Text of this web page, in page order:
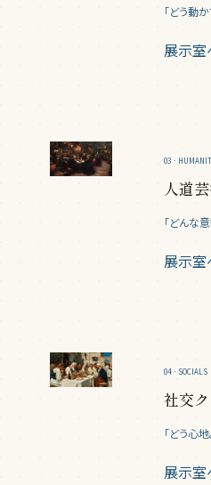
「どう動
展示
03 ·
人道
「どんな
展示
04 · SOCIALS
社交
「どう心
展示